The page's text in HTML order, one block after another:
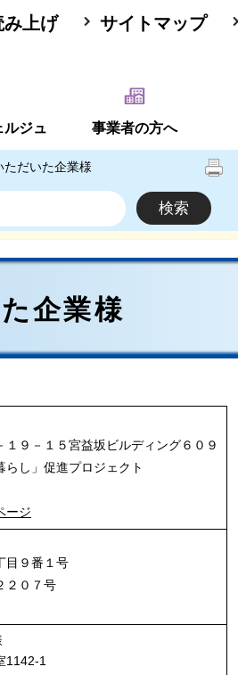
み上げ サイトマップ
ルジュ 事業者の方へ
だいた企業様
企業様
９－１５宮益坂ビルディング６０９
し」促進プロジェクト
ージ
目９番１号
７号
1142-1